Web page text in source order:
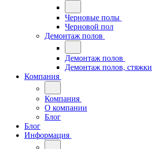
Черновые полы
Черновой пол
Демонтаж полов
Демонтаж полов
Демонтаж полов, стяжки
Компания
Компания
О компании
Блог
Блог
Информация